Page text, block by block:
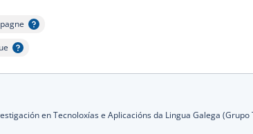
l'infobulle
l'infobulle
en Tecnoloxías e Aplicacións da Lingua Galega